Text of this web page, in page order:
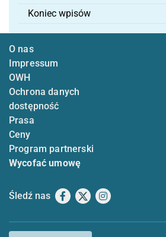
Koniec wpisów
O nas
Impressum
OWH
Ochrona danych
dostępność
Prasa
Ceny
Program partnerski
Wycofać umowę
Śledź nas Facebook
X Instagram